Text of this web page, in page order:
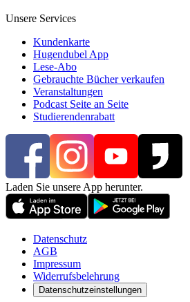
Unsere Services
Kundenkarte
Hugendubel App
Lese-Abo
Gebrauchte Bücher verkaufen
Veranstaltungen
Podcast Seite an Seite
Studierendenrabatt
Laden Sie unsere App herunter.
Datenschutz
AGB
Impressum
Widerrufsbelehrung
Datenschutzeinstellungen